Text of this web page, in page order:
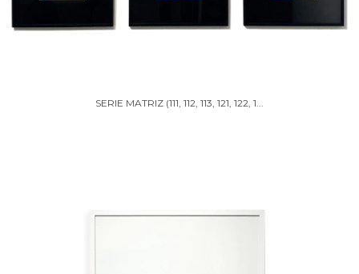
SERIE MATRIZ (111, 112, 113, 121, 122, 1...